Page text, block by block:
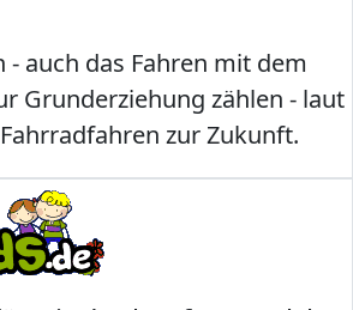
- auch das Fahren mit dem
Grunderziehung zählen - laut
zur Zukunft.